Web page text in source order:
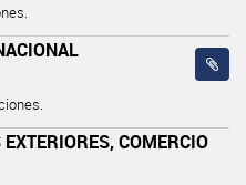
COMERCIO